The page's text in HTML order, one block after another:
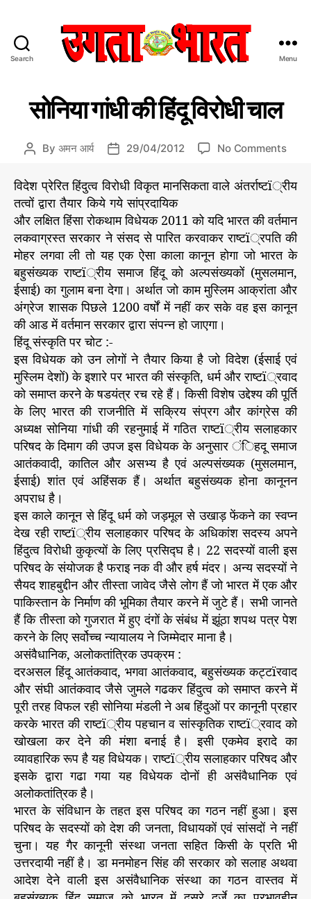
Search
ता
भा
त
दी
स
मा
चा
र
प
त्र
Menu
r
i
e
s
सं
पा
द
की
य
सोनिया गांधी की हिंदू विरोधी चाल
P
s
t
a
u
t
h
o
r
By अमन आर्य
P
s
t
d
a
t
e
29/04/2012 No Commentso
सो
नि
गां
धी
की
हिं
दू
रो
ल
विदेश प्रेरित हिंदुत्व विरोधी विकृत मानसिकता वाले अंतर्राष्टï्रीय
तत्वों द्वारातैयार किये गये सांप्रदायिक
और लक्षित हिंसा रोकथाम विधेयक 2011 को यदि भारत की वर्तमान
लकवाग्रस्त सरकार ने संसद से पारित करवाकर राष्टï्रपति की
मोहर लगवा ली तो यह एक ऐसा काला कानून होगा जो भारत के
बहुसंख्यक राष्टï्रीय समाज हिंदू को अल्पसंख्यकों (मुसलमान,
ईसाई) का गुलाम बना देगा। अर्थात जो काम मुस्लिम आक्रांता और
अंग्रेज शासक पिछले 1200 वर्षों में नहीं कर सके वह इस कानून
की आड में वर्तमान सरकार द्वारा संपन्न हो जाएगा।
हिंदू संस्कृति पर चोट :-
इस विधेयक को उन लोगों ने तैयार किया है जो विदेश (ईसाई एवं
मुस्लिम देशों) के इशारे पर भारत की संस्कृति, धर्म और राष्टï्रवाद
को समाप्त करने के षडयंत्र रच रहे हैं। किसी विशेष उद्देश्य की पूर्ति
के लिए भारत की राजनीति में सक्रिय संप्रग और कांग्रेस की
अध्यक्ष सोनिया गांधी की रहनुमाई में गठित राष्टï्रीय सलाहकार
परिषद के दिमाग की उपज इस विधेयक के अनुसार ंिहदू समाज
आतंकवादी, कातिल और असभ्य है एवं अल्पसंख्यक (मुसलमान,
ईसाई) शांत एवं अहिंसक हैं। अर्थात बहुसंख्यक होना कानूनन
अपराध है।
इस काले कानून से हिंदू धर्म को जड़मूल से उखाड़ फेंकने का स्वप्न
देख रही राष्टï्रीय सलाहकार परिषद के अधिकांश सदस्य अपने
हिंदुत्व विरोधी कुकृत्यों के लिए प्रसिद्घ है। 22 सदस्यों वाली इस
परिषद के संयोजक है फराइ नक वी और हर्ष मंदर। अन्य सदस्यों ने
सैयद शाहबुद्दीन और तीस्ता जावेद जैसे लोग हैं जो भारत में एक और
पाकिस्तान के निर्माण की भूमिका तैयार करने में जुटे हैं। सभी जानते
हैं कि तीस्ता को गुजरात में हुए दंगों के संबंध में झूंठा शपथ पत्र पेश
करने के लिए सर्वोच्च न्यायालय ने जिम्मेदार माना है।
असंवैधानिक, अलोकतांत्रिक उपक्रम :
दरअसल हिंदू आतंकवाद, भगवा आतंकवाद, बहुसंख्यक कट्टïरवाद
और संघी आतंकवाद जैसे जुमले गढकर हिंदुत्व को समाप्त करने में
पूरी तरह विफल रही सोनिया मंडली ने अब हिंदुओं पर कानूनी प्रहार
करके भारत की राष्टï्रीय पहचान व सांस्कृतिक राष्टï्रवाद को
खोखला कर देने की मंशा बनाई है। इसी एकमेव इरादे का
व्यावहारिक रूप है यह विधेयक। राष्टï्रीय सलाहकार परिषद और
इसके द्वारा गढा गया यह विधेयक दोनों ही असंवैधानिक एवं
अलोकतांत्रिक है।
भारत के संविधान के तहत इस परिषद का गठन नहीं हुआ। इस
परिषद के सदस्यों को देश की जनता, विधायकों एवं सांसदों ने नहीं
चुना। यह गैर कानूनी संस्था जनता सहित किसी के प्रति भी
उत्तरदायी नहीं है। डा मनमोहन सिंह की सरकार को सलाह अथवा
आदेश देने वाली इस असंवैधानिक संस्था का गठन वास्तव में